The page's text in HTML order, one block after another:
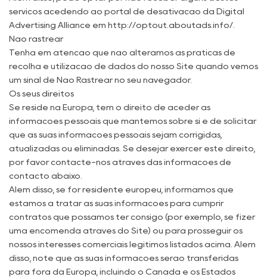
serviços acedendo ao portal de desativação da Digital
Advertising Alliance em http://optout.aboutads.info/.
Não rastrear
Tenha em atenção que não alteramos as práticas de
recolha e utilização de dados do nosso Site quando vemos
um sinal de Não Rastrear no seu navegador.
Os seus direitos
Se reside na Europa, tem o direito de aceder às
informações pessoais que mantemos sobre si e de solicitar
que as suas informações pessoais sejam corrigidas,
atualizadas ou eliminadas. Se desejar exercer este direito,
por favor contacte-nos através das informações de
contacto abaixo.
Além disso, se for residente europeu, informamos que
estamos a tratar as suas informações para cumprir
contratos que possamos ter consigo (por exemplo, se fizer
uma encomenda através do Site) ou para prosseguir os
nossos interesses comerciais legítimos listados acima. Além
disso, note que as suas informações serão transferidas
para fora da Europa, incluindo o Canadá e os Estados